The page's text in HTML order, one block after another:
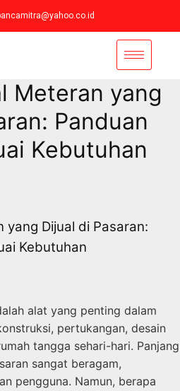
Meteran yang
Panduan
Kebutuhan
yang Dijual di Pasaran:
Kebutuhan
alat yang penting dalam
pertukangan, desain
tangga sehari-hari. Panjang
sangat beragam,
pengguna. Namun, berapa